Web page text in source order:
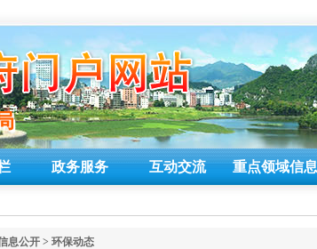
政务服务 互动交流 重点领域信息
息公开 > 环保动态